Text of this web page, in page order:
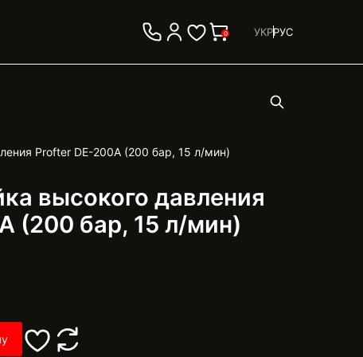
0 УКРРУС
Profter DE-200A (200 бар, 15 л/мин)
высокого давления
(200 бар, 15 л/мин)